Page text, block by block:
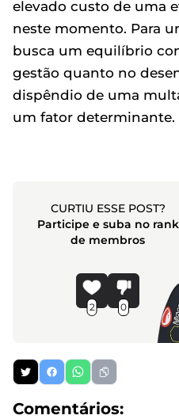
elevado custo de uma
neste momento. Para
busca um equilíbrio
gestão quanto no
dispêndio de uma
um fator determinante.
CURTIU ESSE POST?
Participe e suba no rank
de membros
2 0
Comentários: